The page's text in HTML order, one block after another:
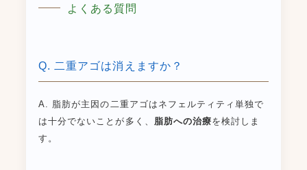
よくある質問
Q. 二重アゴは消えますか？
A. 脂肪が主因の二重アゴはネフェルティティ単独で
は十分でないことが多く、 脂肪への治療を検討しま
す。